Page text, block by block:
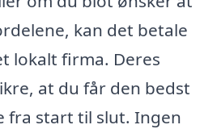
kan det betale
lokalt firma. Deres
at du får den bedst
fra start til slut. Ingen